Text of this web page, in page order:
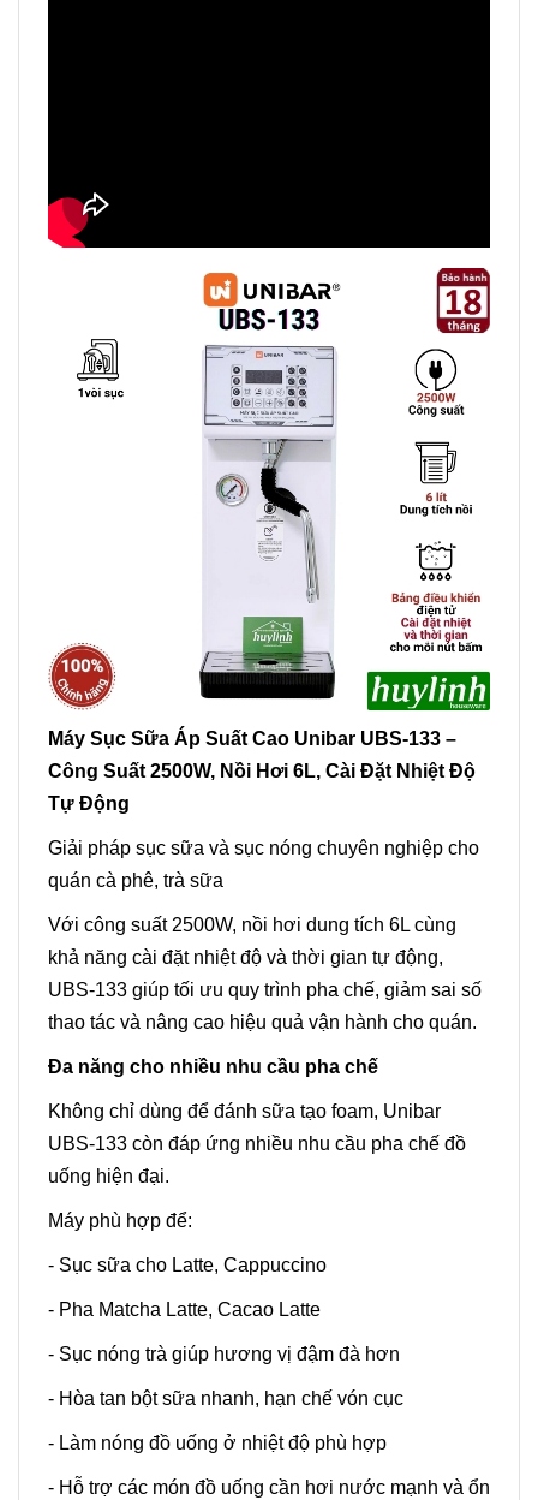
Máy Sục Sữa Áp Suất Cao Unibar UBS-133 –
Công Suất 2500W, Nồi Hơi 6L, Cài Đặt Nhiệt Độ
Tự Động
Giải pháp sục sữa và sục nóng chuyên nghiệp cho
quán cà phê, trà sữa
Với công suất 2500W, nồi hơi dung tích 6L cùng
khả năng cài đặt nhiệt độ và thời gian tự động,
UBS-133 giúp tối ưu quy trình pha chế, giảm sai số
thao tác và nâng cao hiệu quả vận hành cho quán.
Đa năng cho nhiều nhu cầu pha chế
Không chỉ dùng để đánh sữa tạo foam, Unibar
UBS-133 còn đáp ứng nhiều nhu cầu pha chế đồ
uống hiện đại.
Máy phù hợp để:
- Sục sữa cho Latte, Cappuccino
- Pha Matcha Latte, Cacao Latte
- Sục nóng trà giúp hương vị đậm đà hơn
- Hòa tan bột sữa nhanh, hạn chế vón cục
- Làm nóng đồ uống ở nhiệt độ phù hợp
- Hỗ trợ các món đồ uống cần hơi nước mạnh và ổn